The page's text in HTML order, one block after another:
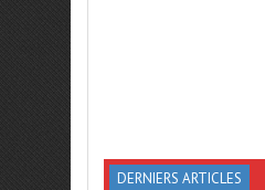
DERNIERS ARTICLES